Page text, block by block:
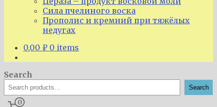
Сила пчелиного воска
Прополис и кремний при тяжёлых
недугах
0,00 ₽ 0 items
Search
Search
0